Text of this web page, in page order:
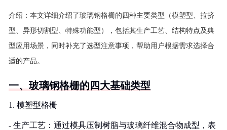
介绍： 本文详细介绍了玻璃钢格栅的四种主要类型（模塑型、拉挤
型、异形切割型、特殊功能型），包括其生产工艺、结构特点及典
型应用场景，同时补充了选型注意事项，帮助用户根据需求选择合
适的产品。
一、玻璃钢格栅的四大基础类型
1. 模塑型格栅
- 生产工艺：通过模具压制树脂与玻璃纤维混合物成型，表